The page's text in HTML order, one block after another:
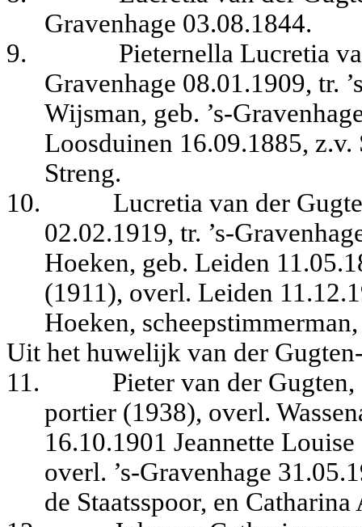
Gravenhage 03.08.1844.
9.
Pieternella Lucretia
Gravenhage 08.01.1909, tr.
Wijsman, geb. ’s-
Loosduinen 16.09.1885,
Streng.
10.
Lucretia van der
02.02.1919, tr. ’s-
Hoeken, geb. Leiden
(1911), overl. Leiden
Hoeken,
Uit het huwelijk van der
11.
Pieter van der
portier (1938), overl.
16.10.1901 Jeannette
overl. ’s-Gravenhage
de Staatsspoor, en